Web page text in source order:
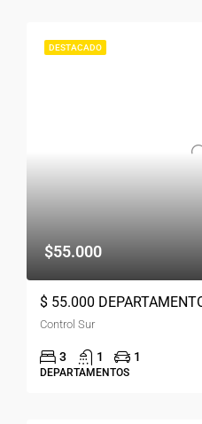
DESTACADO
$55.000
Control Sur
3 1 1
DEPARTAMENTOS